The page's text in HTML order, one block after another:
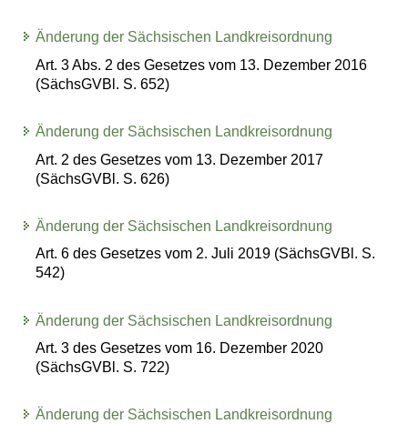
Änderung der Sächsischen Landkreisordnung
Art. 3 Abs. 2 des Gesetzes vom 13. Dezember 2016
(SächsGVBl. S. 652)
Änderung der Sächsischen Landkreisordnung
Art. 2 des Gesetzes vom 13. Dezember 2017
(SächsGVBl. S. 626)
Änderung der Sächsischen Landkreisordnung
Art. 6 des Gesetzes vom 2. Juli 2019 (SächsGVBl. S.
542)
Änderung der Sächsischen Landkreisordnung
Art. 3 des Gesetzes vom 16. Dezember 2020
(SächsGVBl. S. 722)
Änderung der Sächsischen Landkreisordnung